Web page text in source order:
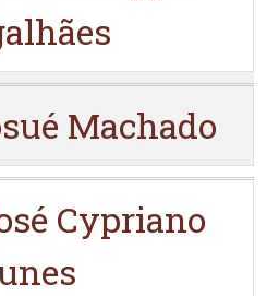
Machado
Cypriano